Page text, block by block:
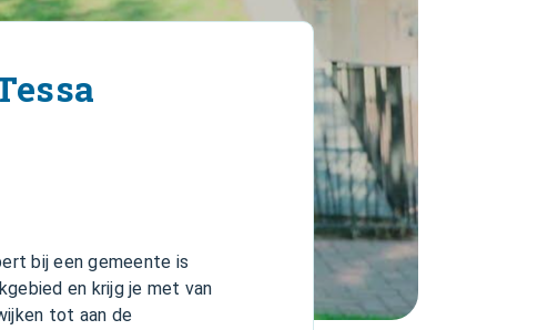
bij een gemeente is
en krijg je met van
tot aan de